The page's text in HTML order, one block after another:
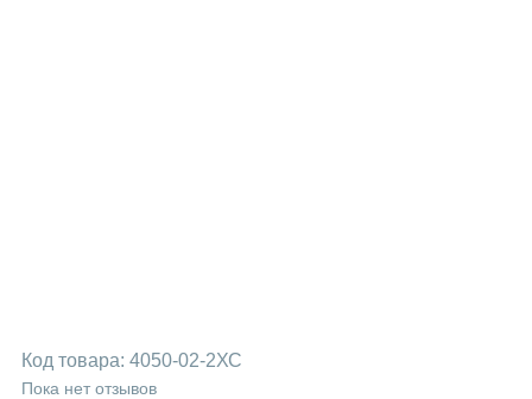
Код товара: 4050-02-2ХС
Пока нет отзывов